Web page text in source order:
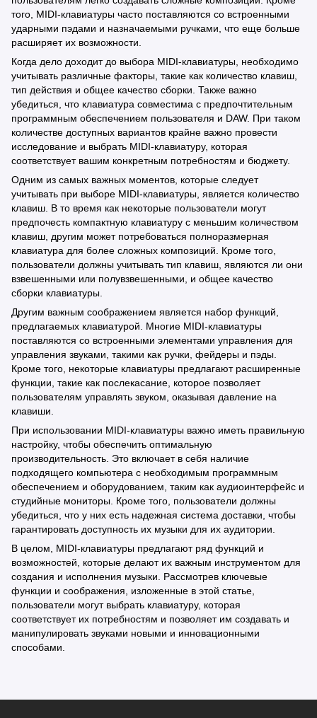
того, MIDI-клавиатуры часто поставляются со встроенными
ударными пэдами и назначаемыми ручками, что еще больше
расширяет их возможности.
Когда дело доходит до выбора MIDI-клавиатуры, необходимо
учитывать различные факторы, такие как количество клавиш,
тип действия и общее качество сборки. Также важно
убедиться, что клавиатура совместима с предпочтительным
программным обеспечением пользователя и DAW. При таком
количестве доступных вариантов крайне важно провести
исследование и выбрать MIDI-клавиатуру, которая
соответствует вашим конкретным потребностям и бюджету.
Одним из самых важных моментов, которые следует
учитывать при выборе MIDI-клавиатуры, является количество
клавиш. В то время как некоторые пользователи могут
предпочесть компактную клавиатуру с меньшим количеством
клавиш, другим может потребоваться полноразмерная
клавиатура для более сложных композиций. Кроме того,
пользователи должны учитывать тип клавиш, являются ли они
взвешенными или полувзвешенными, и общее качество
сборки клавиатуры.
Другим важным соображением является набор функций,
предлагаемых клавиатурой. Многие MIDI-клавиатуры
поставляются со встроенными элементами управления для
управления звуками, такими как ручки, фейдеры и пэды.
Кроме того, некоторые клавиатуры предлагают расширенные
функции, такие как послекасание, которое позволяет
пользователям управлять звуком, оказывая давление на
клавиши.
При использовании MIDI-клавиатуры важно иметь правильную
настройку, чтобы обеспечить оптимальную
производительность. Это включает в себя наличие
подходящего компьютера с необходимым программным
обеспечением и оборудованием, таким как аудиоинтерфейс и
студийные мониторы. Кроме того, пользователи должны
убедиться, что у них есть надежная система доставки, чтобы
гарантировать доступность их музыки для их аудитории.
В целом, MIDI-клавиатуры предлагают ряд функций и
возможностей, которые делают их важным инструментом для
создания и исполнения музыки. Рассмотрев ключевые
функции и соображения, изложенные в этой статье,
пользователи могут выбрать клавиатуру, которая
соответствует их потребностям и позволяет им создавать и
манипулировать звуками новыми и инновационными
способами.